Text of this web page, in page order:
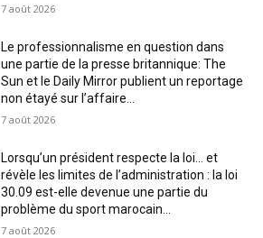
7 août 2026
Le professionnalisme en question dans
une partie de la presse britannique: The
Sun et le Daily Mirror publient un reportage
non étayé sur l’affaire...
7 août 2026
Lorsqu’un président respecte la loi… et
révèle les limites de l’administration : la loi
30.09 est-elle devenue une partie du
problème du sport marocain...
7 août 2026